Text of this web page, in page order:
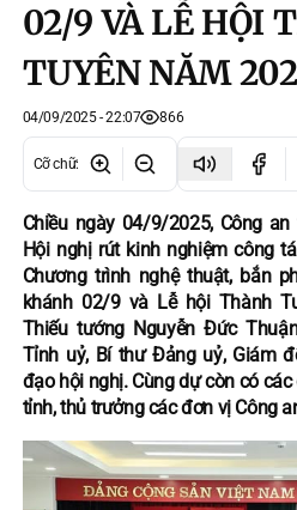
02/9 VÀ LỄ HỘI
TUYÊN NĂM
04/09/2025 - 22:07 866
Cỡ chữ:
Chiều ngày 04/9/2025, Công
Hội nghị rút kinh nghiệm công
Chương trình nghệ thuật, bắn
khánh 02/9 và Lễ hội Thành
Thiếu tướng Nguyễn Đức
Tỉnh uỷ, Bí thư Đảng uỷ, Giám
đạo hội nghị. Cùng dự còn có
tỉnh, thủ trưởng các đơn vị Công